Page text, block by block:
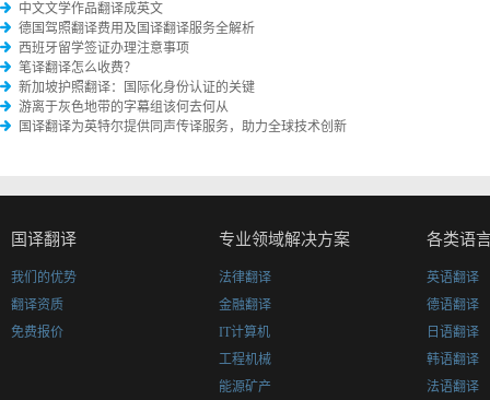
中文文学作品翻译成英文
德国驾照翻译费用及国译翻译服务全解析
西班牙留学签证办理注意事项
笔译翻译怎么收费？
新加坡护照翻译：国际化身份认证的关键
游离于灰色地带的字幕组该何去何从
国译翻译为英特尔提供同声传译服务，助力全球技术创新
国译翻译
我们的优势
翻译资质
免费报价
专业领域解决方案
法律翻译
金融翻译
IT计算机
工程机械
能源矿产
各类语
英语翻译
德语翻译
日语翻译
韩语翻译
法语翻译